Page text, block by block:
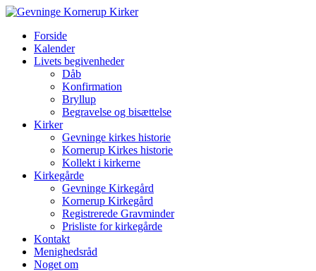
Forside
Kalender
Livets begivenheder
Dåb
Konfirmation
Bryllup
Begravelse og bisættelse
Kirker
Gevninge kirkes historie
Kornerup Kirkes historie
Kollekt i kirkerne
Kirkegårde
Gevninge Kirkegård
Kornerup Kirkegård
Registrerede Gravminder
Prisliste for kirkegårde
Kontakt
Menighedsråd
Noget om